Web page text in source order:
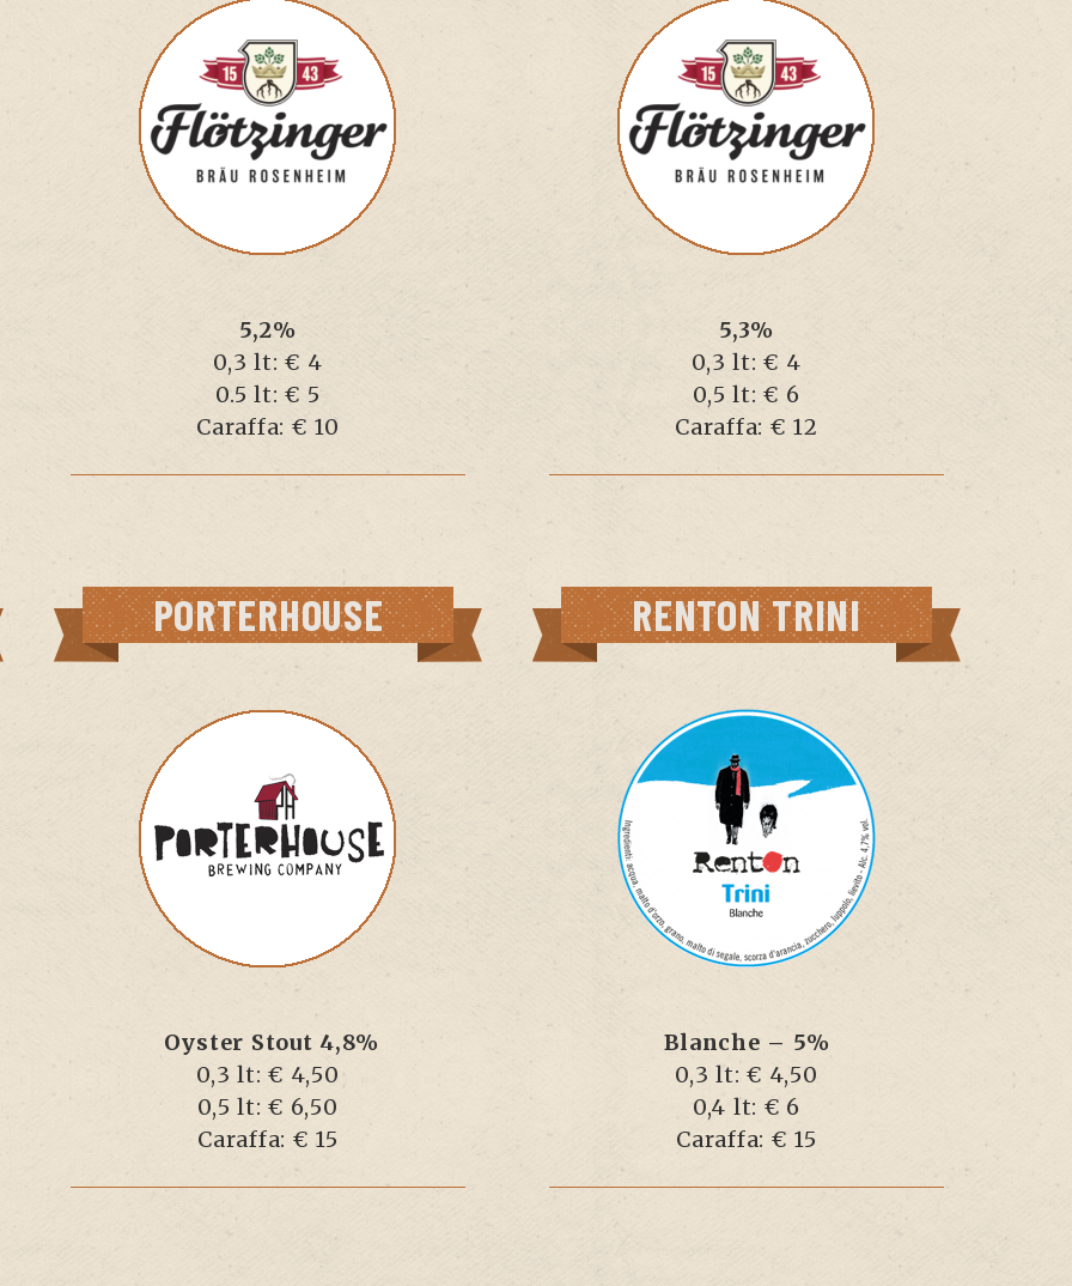
5,2%
0,3 lt: € 4
0.5 lt: € 5
Caraffa: € 10
5,3%
0,3 lt: € 4
0,5 lt: € 6
Caraffa: € 12
PORTERHOUSE
Oyster Stout 4,8%
0,3 lt: € 4,50
0,5 lt: € 6,50
Caraffa: € 15
RENTON TRINI
Blanche – 5%
0,3 lt: € 4,50
0,4 lt: € 6
Caraffa: € 15